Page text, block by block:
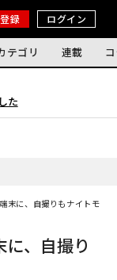
録 ログイン
テゴリ 連載
た
に、自撮りもナイトモー
、自撮り